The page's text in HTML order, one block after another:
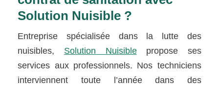
Solution Nuisible ?
Entreprise spécialisée dans la lutte des
nuisibles, Solution Nuisiblepropose ses
services aux professionnels. Nos techniciens
interviennent toute l’année dans des